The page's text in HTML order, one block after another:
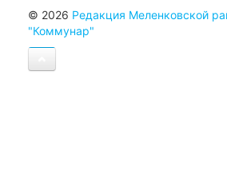
© 2026 Редакция Меленковской
"Коммунар"